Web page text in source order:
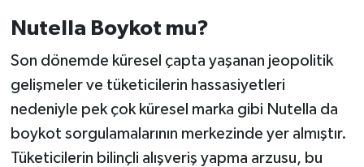
Nutella Boykot mu?
Son dönemde küresel çapta yaşanan jeopolitik
gelişmeler ve tüketicilerin hassasiyetleri
nedeniyle pek çok küresel marka gibi Nutella da
boykot sorgulamalarının merkezinde yer almıştır.
Tüketicilerin bilinçli alışveriş yapma arzusu, bu